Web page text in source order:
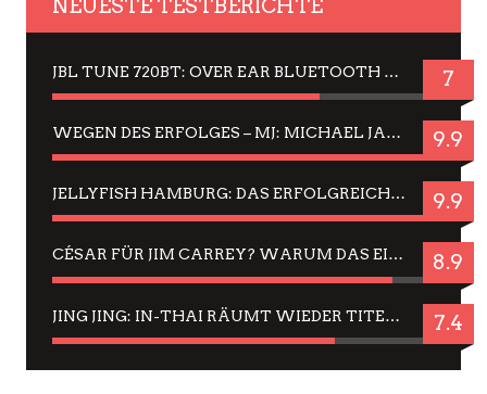
NEUESTE TESTBERICHTE
JBL TUNE 720BT: OVER EAR BLUETOOTH KOPFHÖRER UM DIE 50,-€ IM DAUER-TEST 7
WEGEN DES ERFOLGES – MJ: MICHAEL JACKSON MUSICAL IN EINER MATINEE SEHEN 9.9
JELLYFISH HAMBURG: DAS ERFOLGREICHE SOMMER-MENÜ 2025 IN GEFÜHLEN UND BILDERN 9.9
CÉSAR FÜR JIM CARREY? WARUM DAS EINER DER NERVIGSTEN ACTORS IST UND BLEIBT 8.9
JING JING: IN-THAI RÄUMT WIEDER TITEL AB – EIN ZWEI-STUNDEN-ERLEBNISBERICHT 7.4